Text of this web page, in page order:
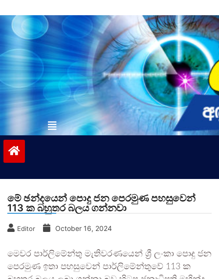
to
contentvinivida.lk
මේ ඡන්දයෙන් පොදු ජන පෙරමුණ පහසුවෙන්
113 ක බහුතර බලය ගන්නවා
Editor October 16, 2024
මෙවර පාර්ලිමේන්තු මැතිවරණයෙන් ශ්‍රී ලංකා පොදු ජන
පෙරමුණ ඉතා පහසුවෙන් පාර්ලිමේන්තුවේ 113 ක